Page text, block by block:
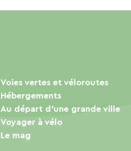
Voies vertes et véloroutes
Hébergements
Au départ d'une grande ville
Voyager à vélo
Le mag